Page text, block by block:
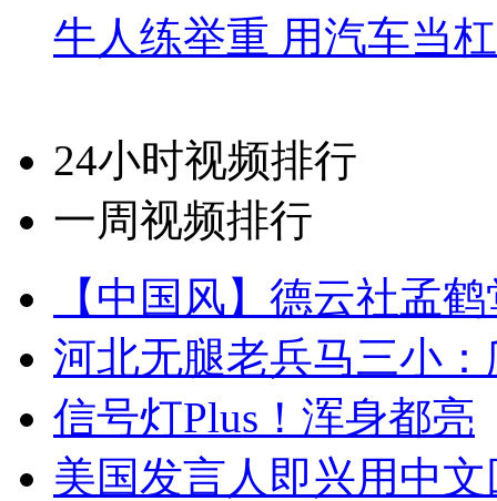
牛人练举重 用汽车当
24小时视频排行
一周视频排行
【中国风】德云社孟
河北无腿老兵马三小
信号灯Plus！浑身都亮
美国发言人即兴用中